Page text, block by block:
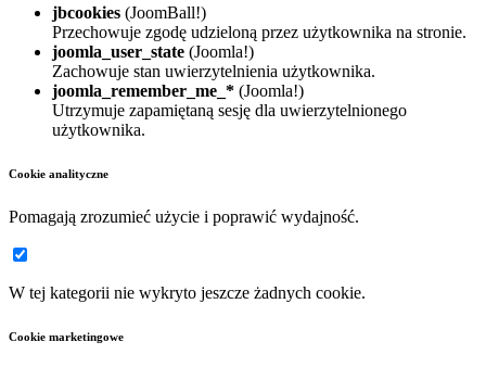
jbcookies (JoomBall!)
Przechowuje zgodę udzieloną przez użytkownika na stronie.
joomla_user_state (Joomla!)
Zachowuje stan uwierzytelnienia użytkownika.
joomla_remember_me_* (Joomla!)
Utrzymuje zapamiętaną sesję dla uwierzytelnionego
użytkownika.
Cookie analityczne
Pomagają zrozumieć użycie i poprawić wydajność.
W tej kategorii nie wykryto jeszcze żadnych cookie.
Cookie marketingowe